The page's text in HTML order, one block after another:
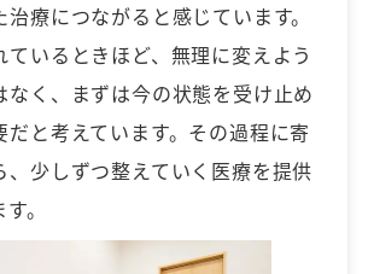
療につながると感じています。
ているときほど、無理に変えよう
なく、まずは今の状態を受け止め
だと考えています。その過程に寄
、少しずつ整えていく医療を提供
。